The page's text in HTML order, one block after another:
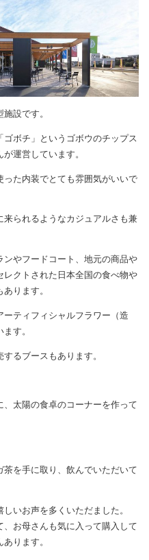
設です。
ボチ」というゴボウのチップス
運営しています。
た内装でとても雰囲気がいいで
られるようなカジュアルさも兼
やフードコート、地元の商品や
レクトされた日本全国の食べ物や
ります。
ティフィシャルフラワー（造
す。
るブースもあります。
太陽の食卓のコーナーを作って
を手に取り、飲んでいただいて
いお声を多くいただました。
お母さんも気に入って購入して
ります。